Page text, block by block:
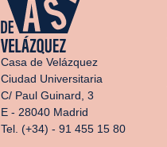
Casa de Velázquez
Ciudad Universitaria
C/ Paul Guinard, 3
E - 28040 Madrid
Tel. (+34) - 91 455 15 80